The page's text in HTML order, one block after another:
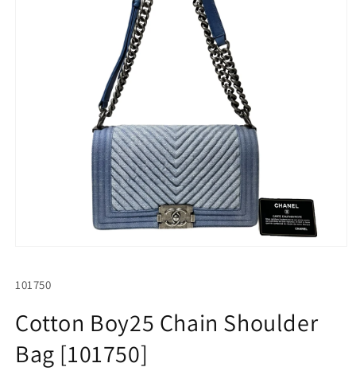
in
SKU:
101750
Cotton Boy25 Chain Shoulder
Bag [101750]